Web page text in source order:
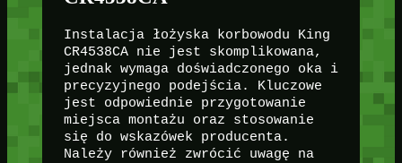
Instalacja łożyska korbowodu King
CR4538CA nie jest skomplikowana,
jednak wymaga doświadczonego oka i
precyzyjnego podejścia. Kluczowe
jest odpowiednie przygotowanie
miejsca montażu oraz stosowanie
się do wskazówek producenta.
Należy również zwrócić uwagę na